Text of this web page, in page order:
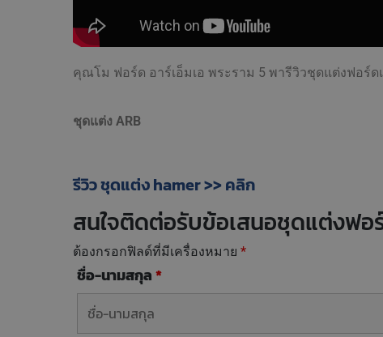
คุณโม ฟอร์ด อาร์เอ็มเอ พระราม 5 พารีวิวชุดแต่งฟอร์ดเ
ชุดแต่ง ARB
รีวิว ชุดแต่ง hamer >> คลิก
สนใจติดต่อรับข้อเสนอชุดแต่งฟอ
ต้องกรอกฟิลด์ที่มีเครื่องหมาย *
ชื่อ-นามสกุล*